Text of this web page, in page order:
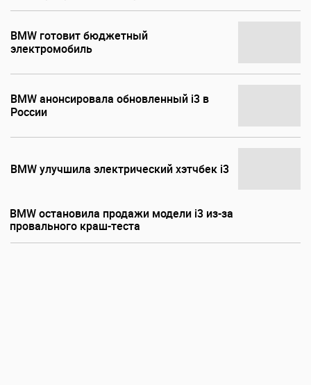
BMW готовит бюджетный
электромобиль
BMW анонсировала обновленный i3 в
России
BMW улучшила электрический хэтчбек i3
BMW остановила продажи модели i3 из-за
провального краш-теста